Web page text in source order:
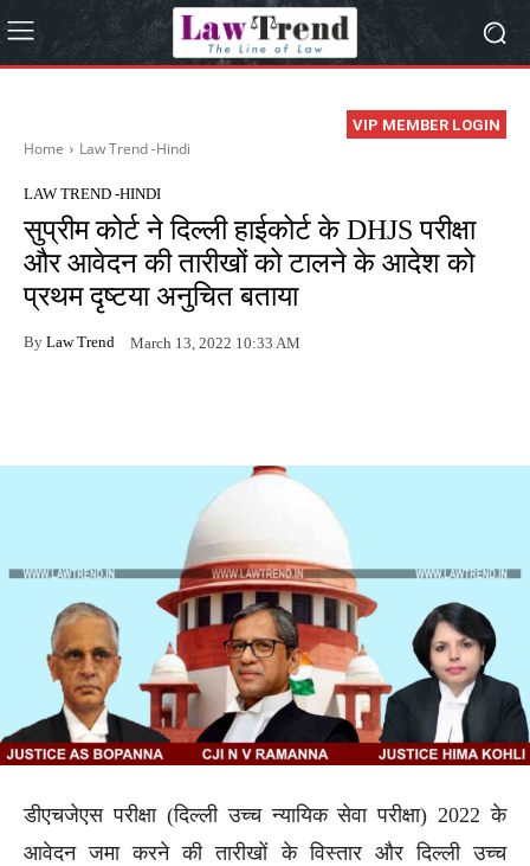
VIP MEMBER LOGIN
Home Law Trend -Hindi
LAW TREND -HINDI
सुप्रीम कोर्ट ने दिल्ली हाईकोर्ट के DHJS परीक्षा
और आवेदन की तारीखों को टालने के आदेश को
प्रथम दृष्टया अनुचित बताया
By Law Trend March 13, 2022 10:33 AM
डीएचजेएस परीक्षा (दिल्ली उच्च न्यायिक सेवा परीक्षा) 2022 के
आवेदन जमा करने की तारीखों के विस्तार और दिल्ली उच्च